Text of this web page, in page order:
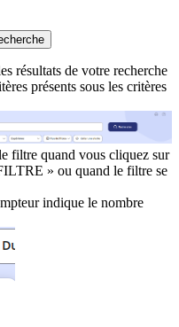
résultats de votre recherche
présents sous les critères
filtre quand vous cliquez sur
» ou quand le filtre se
indique le nombre